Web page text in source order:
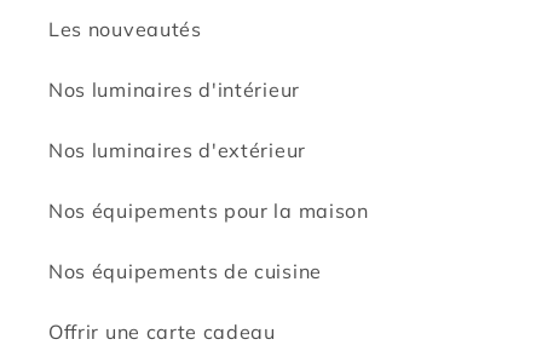
Les nouveautés
Nos luminaires d'intérieur
Nos luminaires d'extérieur
Nos équipements pour la maison
Nos équipements de cuisine
Offrir une carte cadeau